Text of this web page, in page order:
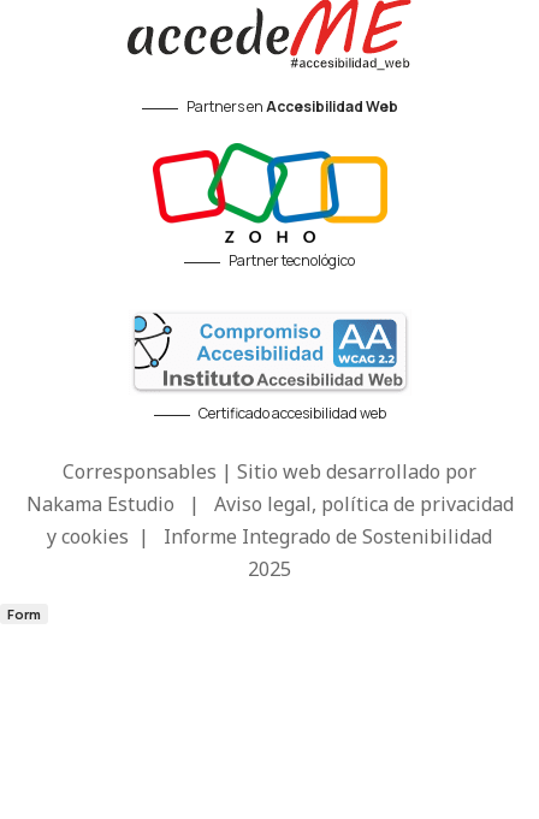
Partners enAccesibilidad Web
Partner tecnológico
Certificado accesibilidad web
Corresponsables | Sitio web desarrollado por
Nakama Estudio | Aviso legal, política de privacidad
y cookies | Informe Integrado de Sostenibilidad
2025
Form